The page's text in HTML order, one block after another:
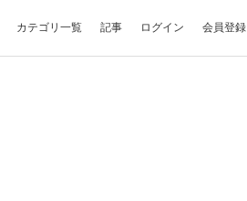
カテゴリ一覧 記事 ログイン 会員登録